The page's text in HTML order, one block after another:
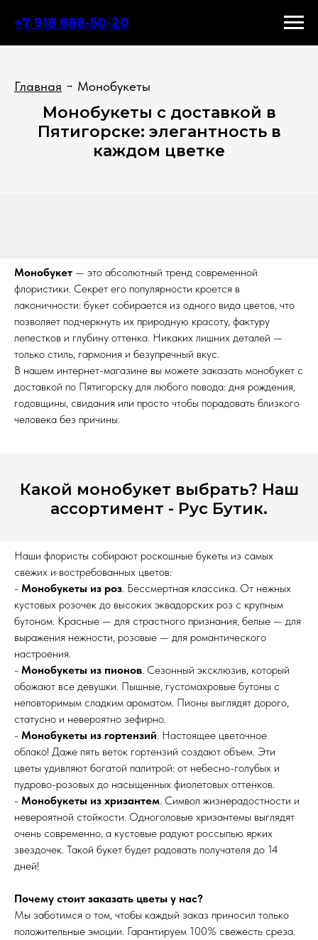
+7 918 888-50-20
Главная → Монобукеты
Монобукеты с доставкой в
Пятигорске: элегантность в
каждом цветке
Монобукет — это абсолютный тренд современной
флористики. Секрет его популярности кроется в
лаконичности: букет собирается из одного вида цветов, что
позволяет подчеркнуть их природную красоту, фактуру
лепестков и глубину оттенка. Никаких лишних деталей —
только стиль, гармония и безупречный вкус.
В нашем интернет-магазине вы можете заказать монобукет с
доставкой по Пятигорску для любого повода: дня рождения,
годовщины, свидания или просто чтобы порадовать близкого
человека без причины.
Какой монобукет выбрать? Наш
ассортимент - Рус Бутик.
Наши флористы собирают роскошные букеты из самых
свежих и востребованных цветов:
- Монобукеты из роз. Бессмертная классика. От нежных
кустовых розочек до высоких эквадорских роз с крупным
бутоном. Красные — для страстного признания, белые — для
выражения нежности, розовые — для романтического
настроения.
- Монобукеты из пионов. Сезонный эксклюзив, который
обожают все девушки. Пышные, густомахровые бутоны с
неповторимым сладким ароматом. Пионы выглядят дорого,
статусно и невероятно зефирно.
- Монобукеты из гортензий. Настоящее цветочное
облако! Даже пять веток гортензий создают объем. Эти
цветы удивляют богатой палитрой: от небесно-голубых и
пудрово-розовых до насыщенных фиолетовых оттенков.
- Монобукеты из хризантем. Символ жизнерадостности и
невероятной стойкости. Одноголовые хризантемы выглядят
очень современно, а кустовые радуют россыпью ярких
звездочек. Такой букет будет радовать получателя до 14
дней!
Почему стоит заказать цветы у нас?
Мы заботимся о том, чтобы каждый заказ приносил только
положительные эмоции. Гарантируем 100% свежесть среза.